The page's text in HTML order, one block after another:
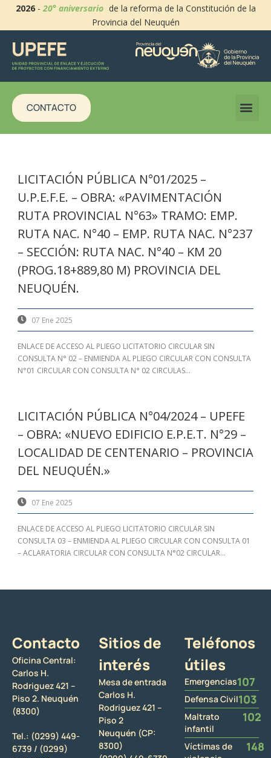
2026-20° aniversario de la reforma de la Constitución de la
Provincia del Neuquén
CONTACTO
LICITACIÓN PÚBLICA N°01/2025 –
U.P.E.F.E. – OBRA: «PAVIMENTACIÓN
RUTA PROVINCIAL N°63» TRAMO: EMP.
RUTA NAC. N°40 – EMP. RUTA NAC. N°237
– SECCIÓN: RUTA NAC. N°40 – KM 20
(PROG.18+889,80 M) PROVINCIA DEL
NEUQUÉN.
07 Ene 2025
ENLACE DE ACCESO AL PLIEGO LICITATORIO CIRCULAR SIN
CONSULTA N° 02 – ENMIENDA AL PLIEGO CIRCULAR CON CONSULTA
N°01 CIRCULAR CON CONSULTA N° 02 CIRCULAS...
LICITACIÓN PÚBLICA N°04/2024 – UPEFE
– OBRA: «NUEVO EDIFICIO E.P.E.T. N°29 –
LOCALIDAD DE CENTENARIO – PROVINCIA
DEL NEUQUÉN.»
07 Ene 2025
ENLACE DE ACCESO AL PLIEGO LICITATORIO CIRCULAR SIN
CONSULTA 03 – ENMIENDA AL PLIEGO CIRCULAR CON CONSULTA 01
– ACLARATORIA CIRCULAR CON CONSULTA N°02 CIRCULAR...
Contacto
Oficina Central:
Carlos H.
Rodriguez 421 –
Piso 2. Neuquén
(8300)
Tel.: (0299) 449-
6739 / (0299)
Sitios de
interés
Mesa de entrada
Carlos H.
Rodriguez 421 –
Piso 2
Neuquén (CP:
8300)
Teléfonos
útiles
Emergencias107
Defensa Civil103
Maltrato
infantil
102
Víctimas de
148